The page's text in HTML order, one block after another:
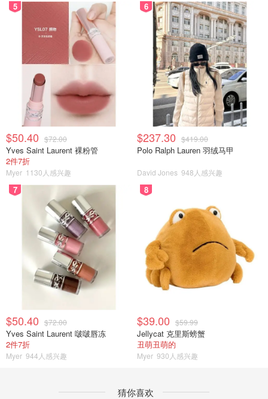
5
$50.40 $72.00
Yves Saint Laurent 裸粉管
2件7折
Myer 1130人感兴趣
6
$237.30 $419.00
Polo Ralph Lauren 羽绒马甲
David Jones 948人感兴趣
7
$50.40 $72.00
Yves Saint Laurent 啵啵唇冻
2件7折
Myer 944人感兴趣
8
$39.00 $59.99
Jellycat 克里斯螃蟹
丑萌丑萌的
Myer 930人感兴趣
猜你喜欢